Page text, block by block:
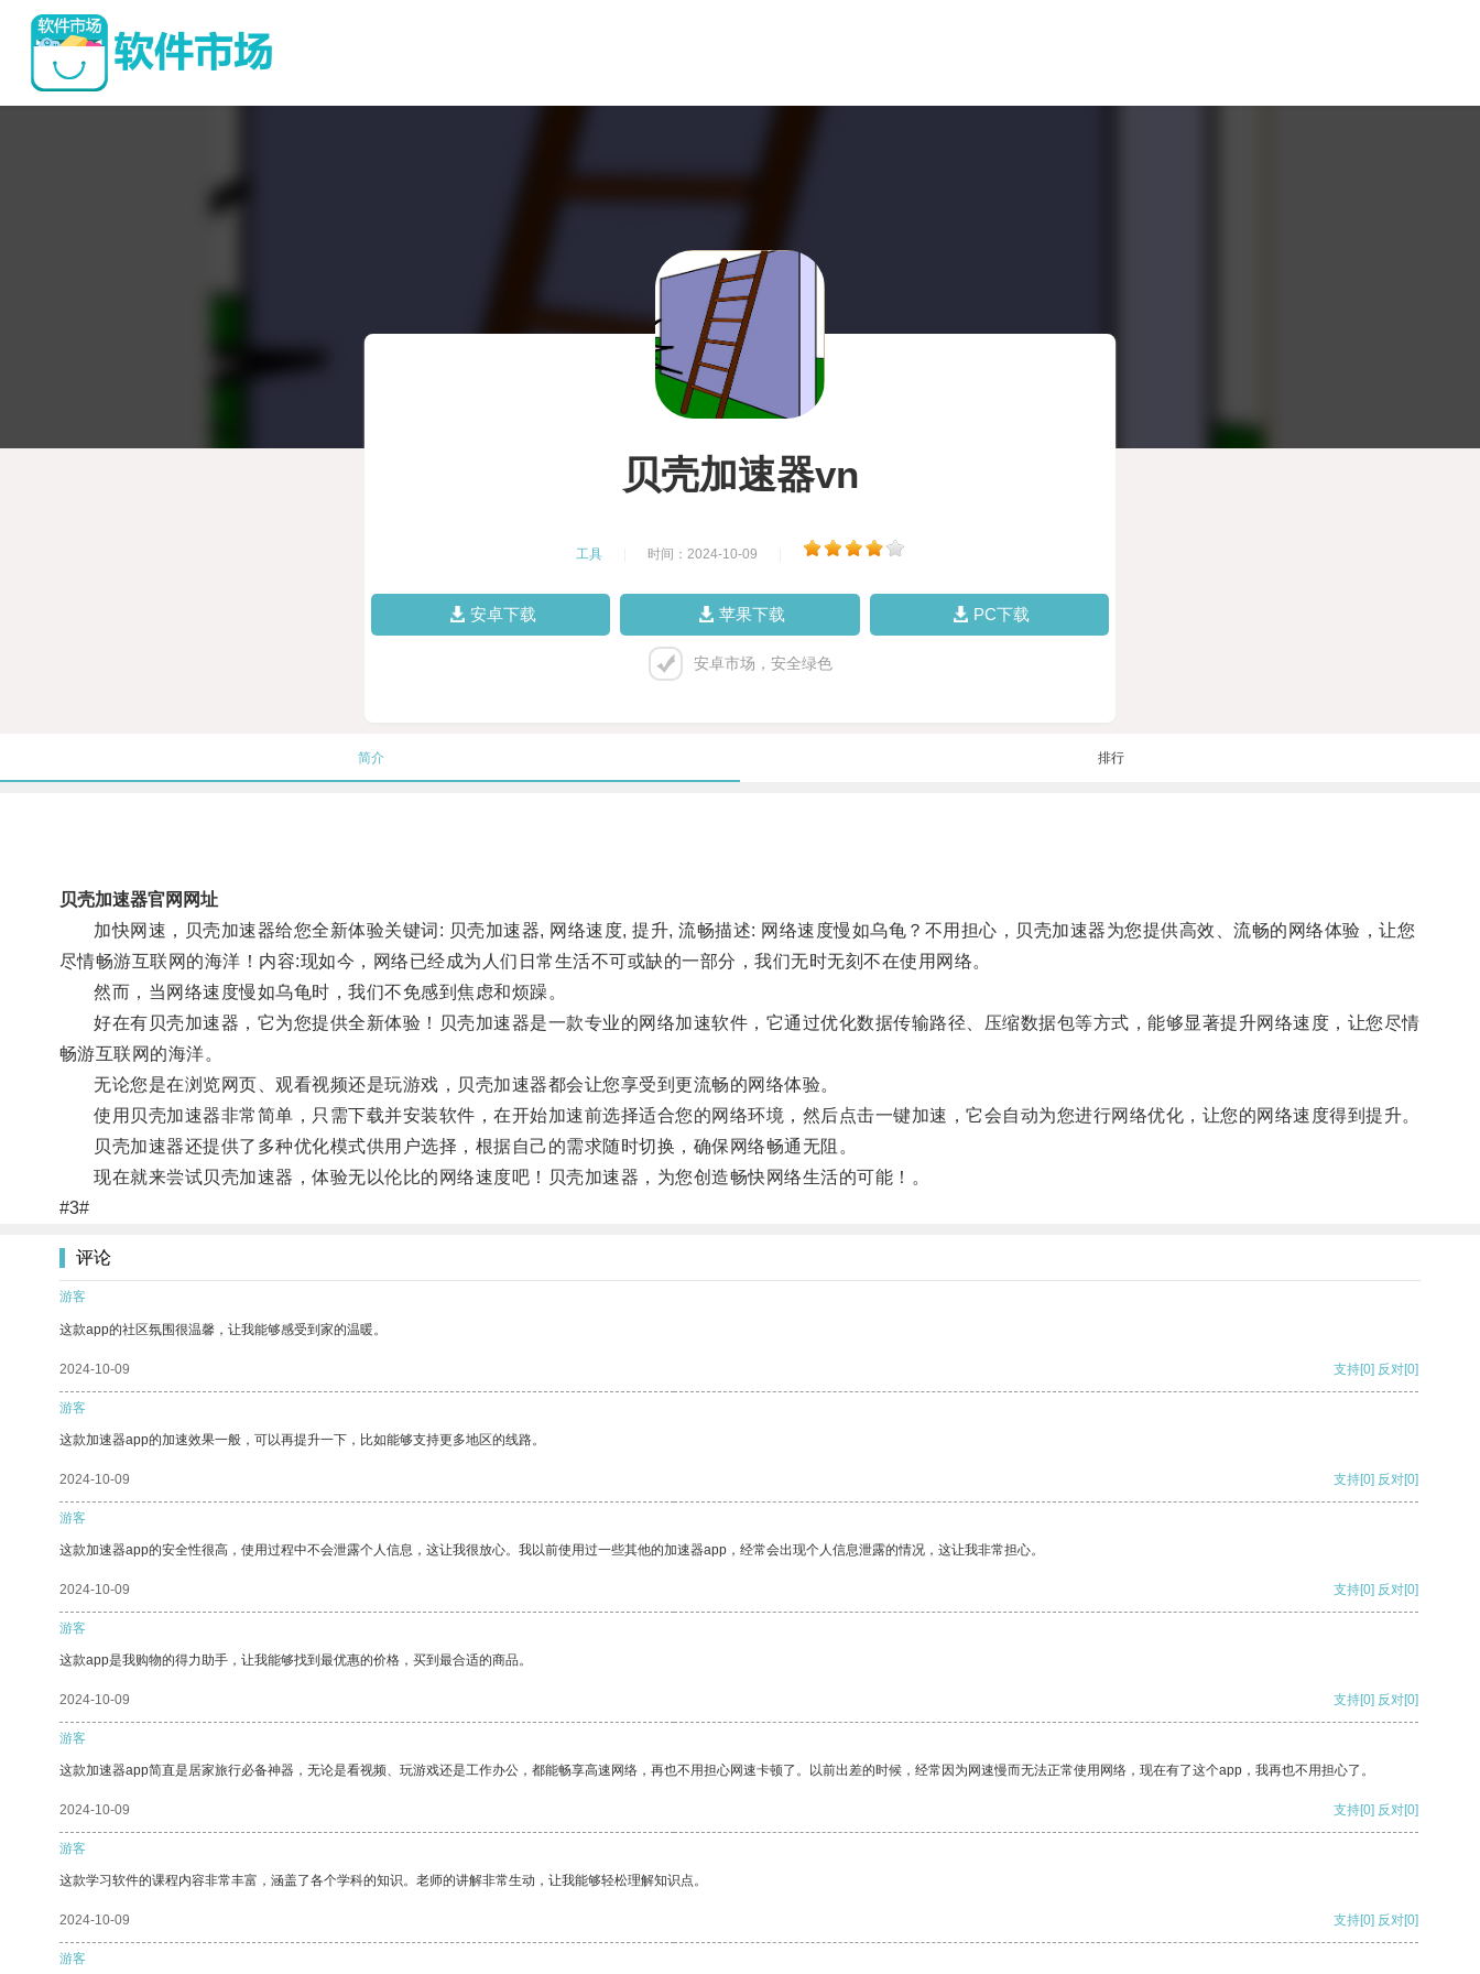
贝壳加速器vn
工具 时间：2024-10-09
安卓下载 苹果下载 PC下载
安卓市场，安全绿色
简介 排行
贝壳加速器官网网址
加快网速，贝壳加速器给您全新体验关键词: 贝壳加速器, 网络速度, 提升, 流畅描述: 网络速度慢如乌龟？不用担心，贝壳加速器为您提供高效、流畅的网络体验，让您
尽情畅游互联网的海洋！内容:现如今，网络已经成为人们日常生活不可或缺的一部分，我们无时无刻不在使用网络。
然而，当网络速度慢如乌龟时，我们不免感到焦虑和烦躁。
好在有贝壳加速器，它为您提供全新体验！贝壳加速器是一款专业的网络加速软件，它通过优化数据传输路径、压缩数据包等方式，能够显著提升网络速度，让您尽情
畅游互联网的海洋。
无论您是在浏览网页、观看视频还是玩游戏，贝壳加速器都会让您享受到更流畅的网络体验。
使用贝壳加速器非常简单，只需下载并安装软件，在开始加速前选择适合您的网络环境，然后点击一键加速，它会自动为您进行网络优化，让您的网络速度得到提升。
贝壳加速器还提供了多种优化模式供用户选择，根据自己的需求随时切换，确保网络畅通无阻。
现在就来尝试贝壳加速器，体验无以伦比的网络速度吧！贝壳加速器，为您创造畅快网络生活的可能！。
#3#
评论
游客
这款app的社区氛围很温馨，让我能够感受到家的温暖。
2024-10-09 支持[0] 反对[0]
游客
这款加速器app的加速效果一般，可以再提升一下，比如能够支持更多地区的线路。
2024-10-09 支持[0] 反对[0]
游客
这款加速器app的安全性很高，使用过程中不会泄露个人信息，这让我很放心。我以前使用过一些其他的加速器app，经常会出现个人信息泄露的情况，这让我非常担心。
2024-10-09 支持[0] 反对[0]
游客
这款app是我购物的得力助手，让我能够找到最优惠的价格，买到最合适的商品。
2024-10-09 支持[0] 反对[0]
游客
这款加速器app简直是居家旅行必备神器，无论是看视频、玩游戏还是工作办公，都能畅享高速网络，再也不用担心网速卡顿了。以前出差的时候，经常因为网速慢而无法正常使用网络，现在有了这个app，我再也不用担心了。
2024-10-09 支持[0] 反对[0]
游客
这款学习软件的课程内容非常丰富，涵盖了各个学科的知识。老师的讲解非常生动，让我能够轻松理解知识点。
2024-10-09 支持[0] 反对[0]
游客